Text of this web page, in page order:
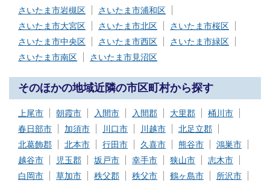
しております
湯灌（おくり人）
湯灌では故人様のご遺体を清拭
し、故人様の身をお清めいたし
ます
プロ司会
プロの司会者がご遺族の代わり
に葬儀を進行いたします
多彩な材質や装飾を施した骨壺
の中からお選びいただけます
おもてなし料理
和食・洋食・ビュッフェ・フル
コースまで、様々なお料理を用
意しております
さいたま市岩槻区
さいたま市浦和区
さいたま市大宮区
さいたま市北区
さいたま市桜区
さいたま市中央区
さいたま市西区
さいたま市緑区
さいたま市南区
さいたま市見沼区
そのほかの地域近隣の市区町村から探す
上尾市 朝霞市 入間市 入間郡 大里郡
桶川市
春日部市
加須市 川口市 川越市
北足立郡
北葛飾郡
北本市 行田市 久喜市 熊谷市
鴻巣市
越谷市
児玉郡 坂戸市 幸手市 狭山市
志木市
白岡市
草加市 秩父郡 秩父市 鶴ヶ島市
所沢市